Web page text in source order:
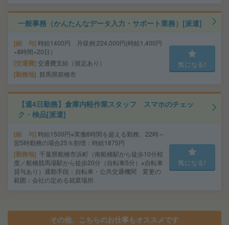
一般事務（かんたんなデータ入力・サポート業務）[派遣]
給 与 時給1400円 月収例:224,000円(時給1,400円
×8時間×20日）
交通費 交通費支給（規定あり）
勤務地 群馬県前橋市
気になる!
【週4日勤務】倉庫内軽作業スタッフ スマホのチェッ
ク・検品[派遣]
給 与 時給1500円※実働8時間を超える勤務、22時～
翌5時勤務の場合25％割増：時給1875円
勤務地 千葉県船橋市浜町（南船橋駅から徒歩10分程
度／船橋競馬場駅から徒歩20分（自転車5分）※自転車
貸与あり）通勤手段：自転車・公共交通機関 変更の
範囲：会社の定める就業場所
気になる!
その他、こちらのお仕事もオススメです